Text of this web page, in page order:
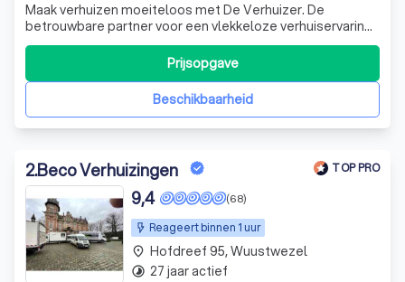
Maak verhuizen moeiteloos met De Verhuizer. De
betrouwbare partner voor een vlekkeloze verhuiservaring.
Met ervaren professionals en toegewijde service zorgen
wij Voor een soepel en stressvrij verhuis
Beschikbaarheid
Prijsopgave
2.Beco Verhuizingen TOP PRO
Reageert binnen 1 uur
(68)
9,4
place Hofdreef 95, Wuustwezel
timelapse 27 jaar actief